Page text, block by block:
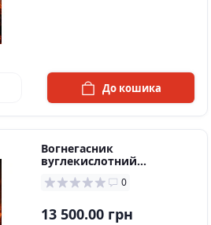
До кошика
Вогнегасник
вуглекислотний
ОУ-25(ВВК-18)
0
13 500.00 грн